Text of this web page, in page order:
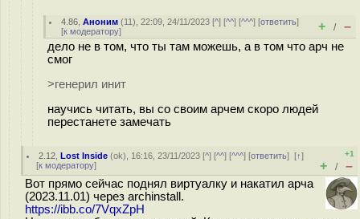
4.86 ,Аноним (11), 22:09, 24/11/2023 [^] [^^] [^^^] [ответить]
[к модератору] + / –
дело не в том, что ты там можешь, а в том что арч не
смог
>генерил инит
научись читать, вы со своим арчем скоро людей
перестанете замечать
2.12 ,Lost Inside (ok), 16:16, 23/11/2023 [^] [^^] [^^^] [ответить][↑]
[к модератору]
+1
+ / –
Вот прямо сейчас поднял виртуалку и накатил арча
(2023.11.01) через archinstall.
https://ibb.co/7VqxZpH